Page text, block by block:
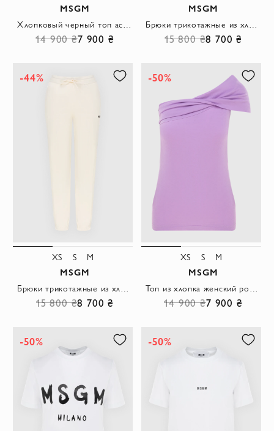
MSGM
14 900 ₴7 900 ₴
MSGM
15 800 ₴8 700 ₴
-44%
XS S M
MSGM
15 800 ₴8 700 ₴
-50%
XS S M
MSGM
14 900 ₴7 900 ₴
-50% -50%